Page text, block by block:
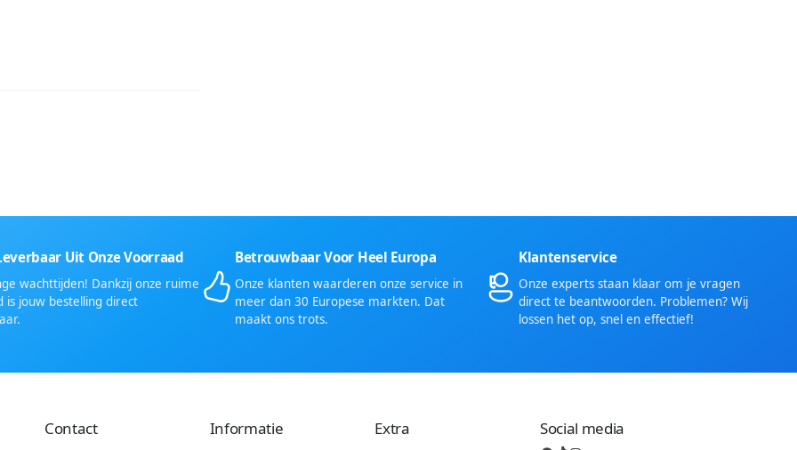
Uit Onze Voorraad
wachttijden! Dankzij onze ruime
is jouw bestelling direct
Betrouwbaar Voor Heel Europa
Onze klanten waarderen onze service in
meer dan 30 Europese markten. Dat
maakt ons trots.
Klantenservice
Onze experts staan klaar om je vragen
direct te beantwoorden. Problemen? Wij
lossen het op, snel en effectief!
Contact Informatie Extra Social media